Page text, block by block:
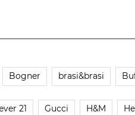
Bogner brasi&brasi
21 Gucci H&M